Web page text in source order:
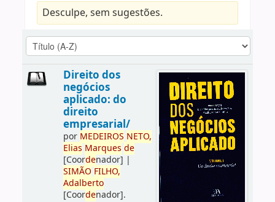
Desculpe, sem sugestões.
Direito dos
negócios
aplicado: do
direito
empresarial/
por MEDEIROS NETO,
Elias Marques de
[Coordenador] |
SIMÃO FILHO,
Adalberto
[Coordenador].